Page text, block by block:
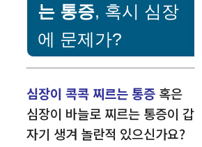
는 통증, 혹시 심장
에 문제가?
심장이 콕콕 찌르는 통증 혹은
심장이 바늘로 찌르는 통증이 갑
자기 생겨 놀란적 있으신가요?